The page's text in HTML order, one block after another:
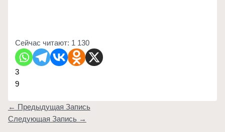
Сейчас читают: 1 130
3
9
← Предыдущая Запись
Следующая Запись →